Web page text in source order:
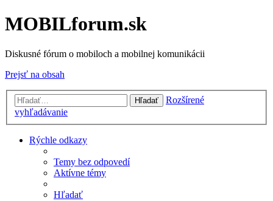
MOBILforum.sk
Diskusné fórum o mobiloch a mobilnej komunikácii
Prejsť na obsah
Hľadať
Rozšírené
vyhľadávanie
Rýchle odkazy
Temy bez odpovedí
Aktívne témy
Hľadať